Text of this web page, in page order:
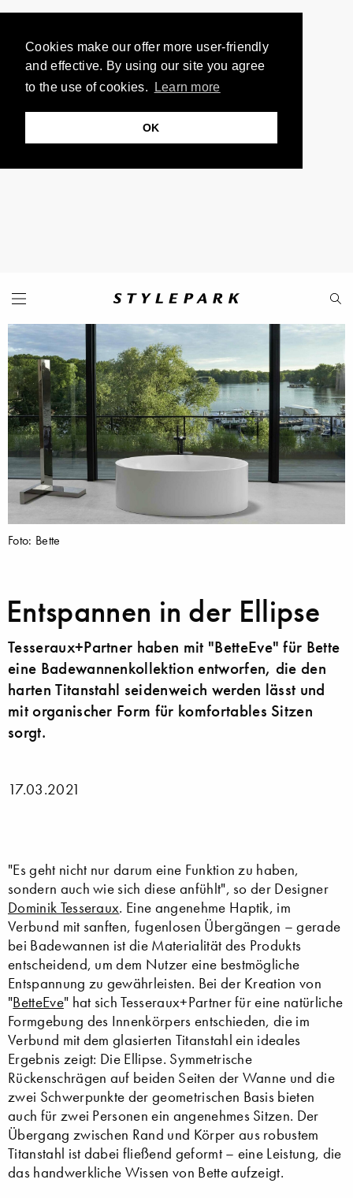
Cookies make our offer more user-friendly
and effective. By using our site you agree
to the use of cookies.
Learn more
OK
Foto: Bette
Entspannen in der Ellipse
Tesseraux+Partner haben mit "BetteEve" für Bette
eine Badewannenkollektion entworfen, die den
harten Titanstahl seidenweich werden lässt und
mit organischer Form für komfortables Sitzen
sorgt.
17.03.2021
"Es geht nicht nur darum eine Funktion zu haben,
sondern auch wie sich diese anfühlt", so der Designer
Dominik Tesseraux. Eine angenehme Haptik, im
Verbund mit sanften, fugenlosen Übergängen – gerade
bei Badewannen ist die Materialität des Produkts
entscheidend, um dem Nutzer eine bestmögliche
Entspannung zu gewährleisten. Bei der Kreation von
"BetteEve" hat sich Tesseraux+Partner für eine natürliche
Formgebung des Innenkörpers entschieden, die im
Verbund mit dem glasierten Titanstahl ein ideales
Ergebnis zeigt: Die Ellipse. Symmetrische
Rückenschrägen auf beiden Seiten der Wanne und die
zwei Schwerpunkte der geometrischen Basis bieten
auch für zwei Personen ein angenehmes Sitzen. Der
Übergang zwischen Rand und Körper aus robustem
Titanstahl ist dabei fließend geformt – eine Leistung, die
das handwerkliche Wissen von Bette aufzeigt.